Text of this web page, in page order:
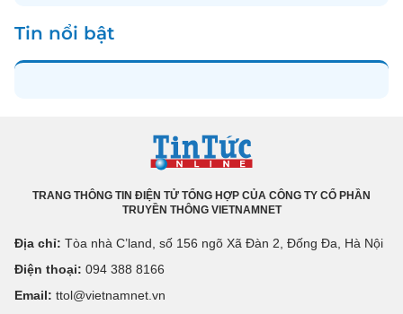
Tin nổi bật
TRANG THÔNG TIN ĐIỆN TỬ TỔNG HỢP CỦA CÔNG TY CỔ PHẦN
TRUYỀN THÔNG VIETNAMNET
Địa chỉ: Tòa nhà C’land, số 156 ngõ Xã Đàn 2, Đống Đa, Hà Nội
Điện thoại: 094 388 8166
Email: ttol@vietnamnet.vn